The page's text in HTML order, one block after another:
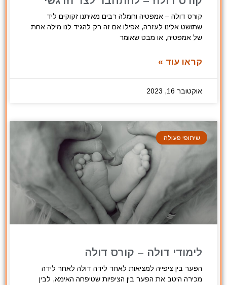
קורס דולה – אמפטיה וחמלה רבים מאיתנו זקוקים ליד
שתושט אלינו לעזרה, אפילו אם זה רק להגיד לנו מילה אחת
של אמפטיה, או מבט שאומר
קראו עוד »
אוקטובר 16, 2023
שיתופי פעולה
לימודי דולה – קורס דולה
הפער בין ציפייה למציאות לאחר לידה דולה לאחר לידה
מכירה היטב את הפער בין הציפיות שטיפחה האימא, לבין